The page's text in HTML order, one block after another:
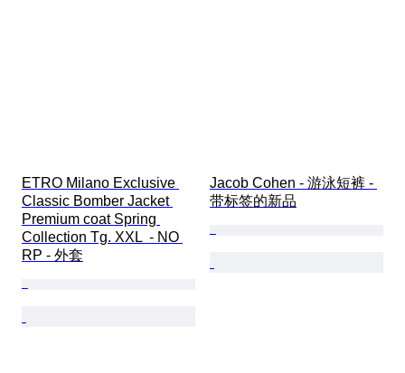
ETRO Milano Exclusive
Classic Bomber Jacket
Premium coat Spring
Collection Tg. XXL  - NO
RP - 外套
Jacob Cohen - 游泳短裤 -
带标签的新品